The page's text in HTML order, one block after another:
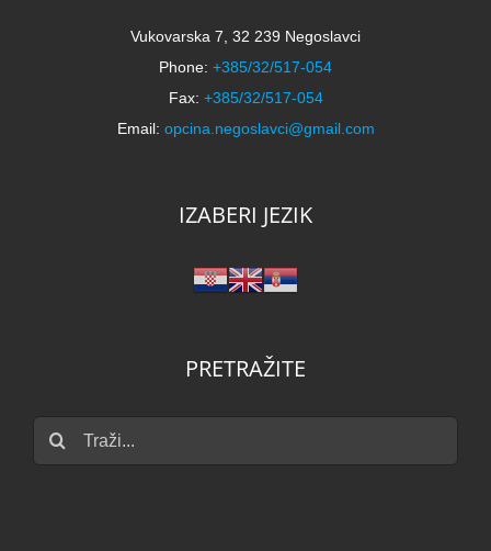
Vukovarska 7, 32 239 Negoslavci
Phone: +385/32/517-054
Fax: +385/32/517-054
Email: opcina.negoslavci@gmail.com
IZABERI JEZIK
PRETRAŽITE
Traži...